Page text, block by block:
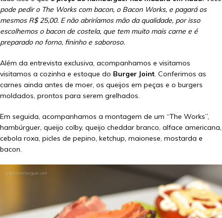
pode pedir o The Works com bacon, o Bacon Works, e pagará os
mesmos R$ 25,00. E não abriríamos mão da qualidade, por isso
escolhemos o bacon de costela, que tem muito mais carne e é
preparado no forno, fininho e saboroso.
Além da entrevista exclusiva, acompanhamos e visitamos
visitamos a cozinha e estoque do Burger Joint. Conferimos as
carnes ainda antes de moer, os queijos em peças e o burgers
moldados, prontos para serem grelhados.
Em seguida, acompanhamos a montagem de um “The Works”,
hambúrguer, queijo colby, queijo cheddar branco, alface americana,
cebola roxa, picles de pepino, ketchup, maionese, mostarda e
bacon.